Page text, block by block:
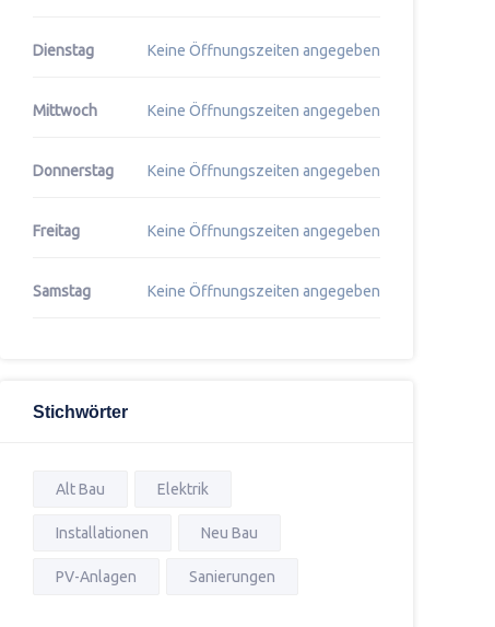
Dienstag Keine Öffnungszeiten angegeben
Mittwoch Keine Öffnungszeiten angegeben
Donnerstag Keine Öffnungszeiten angegeben
Freitag Keine Öffnungszeiten angegeben
Samstag Keine Öffnungszeiten angegeben
Stichwörter
Alt Bau Elektrik
Installationen Neu Bau
PV-Anlagen Sanierungen